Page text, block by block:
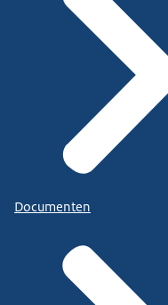
Documenten